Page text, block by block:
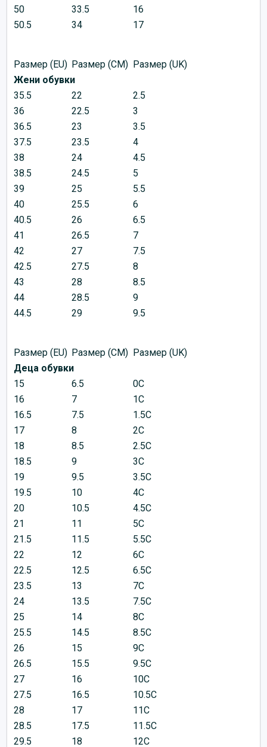
50
33.5
16
50.5
34 17
Размер (EU) Размер (CM) Размер (UK)
Жени обувки
35.5
22
2.5
36
22.5
3
36.5
23
3.5
37.5
23.5
4
38
24
4.5
38.5
24.5
5
39
25
5.5
40
25.5
6
40.5
26
6.5
41
26.5
7
42
27
7.5
42.5
27.5
8
43
28
8.5
44
28.5
9
44.5
29 9.5
Размер (EU) Размер (CM) Размер (UK)
Деца обувки
15
6.5
0C
16
7
1C
16.5
7.5
1.5C
17
8
2C
18
8.5
2.5C
18.5
9
3C
19
9.5
3.5C
19.5
10
4C
20
10.5
4.5C
21
11
5C
21.5
11.5
5.5C
22
12
6C
22.5
12.5
6.5C
23.5
13
7C
24
13.5
7.5C
25
14
8C
25.5
14.5
8.5C
26
15
9C
26.5
15.5
9.5C
27
16
10C
27.5
16.5
10.5C
28
17
11C
28.5
17.5
11.5C
29.5
18 12C